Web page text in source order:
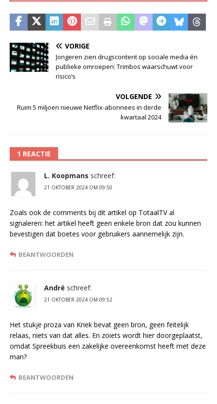
VORIGE
Jongeren zien drugscontent op sociale media én
publieke omroepen: Trimbos waarschuwt voor
risico’s
VOLGENDE
Ruim 5 miljoen nieuwe Netflix-abonnees in derde
kwartaal 2024
1 REACTIE
L. Koopmans schreef:
21 OKTOBER 2024 OM 09:50
Zoals ook de comments bij dit artikel op TotaalTV al
signaleren: het artikel heeft geen enkele bron dat zou kunnen
bevestigen dat boetes voor gebruikers aannemelijk zijn.
BEANTWOORDEN
André schreef:
21 OKTOBER 2024 OM 09:52
Het stukje proza van Kriek bevat geen bron, geen feitelijk
relaas, niets van dat alles. En zoiets wordt hier doorgeplaatst,
omdat Spreekbuis een zakelijke overeenkomst heeft met deze
man?
BEANTWOORDEN